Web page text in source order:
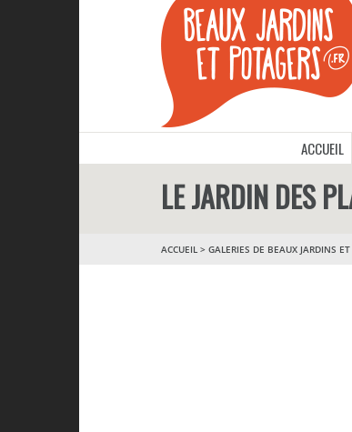
ACCUEIL
LE JARDIN DES
ACCUEIL > GALERIES DE BEAUX JARDINS